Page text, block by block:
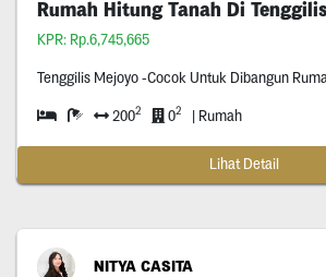
Rumah Hitung Tanah Di
KPR: Rp.6,745,665
2002 02 | Rumah
Lihat Detail
NITYA CASITA